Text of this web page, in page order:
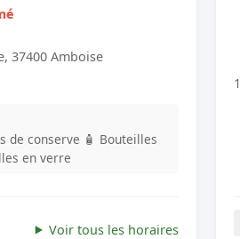
37400 Amboise
de conserve 🧴 Bouteilles
en verre
Voir tous les horaires